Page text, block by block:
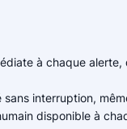
à chaque alerte,
sans interruption,
disponible à